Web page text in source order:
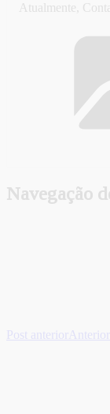
Atualmente,
Navegação
Post anterior